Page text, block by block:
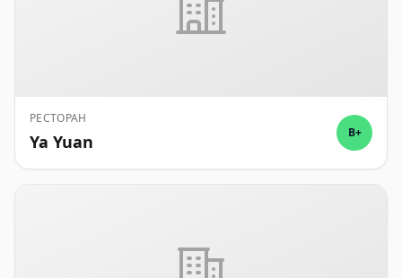
РЕСТОРАН
Ya Yuan B+